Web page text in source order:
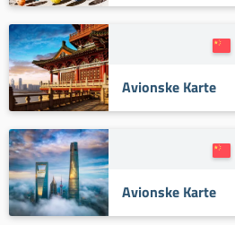
Avionske Karte
Avionske Karte